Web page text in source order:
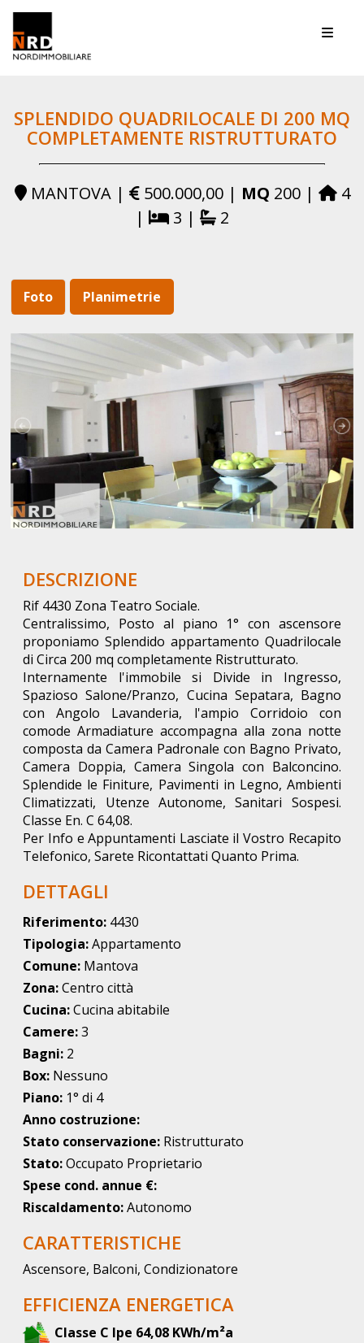
SPLENDIDO QUADRILOCALE DI 200 MQ
COMPLETAMENTE RISTRUTTURATO
MANTOVA | 500.000,00 | MQ 200 |
4
|
3 | 2
Foto Planimetrie
DESCRIZIONE
Rif 4430 Zona Teatro Sociale.
Centralissimo, Posto al piano 1° con ascensore
proponiamo Splendido appartamento Quadrilocale
di Circa 200 mq completamente Ristrutturato.
Internamente l'immobile si Divide in Ingresso,
Spazioso Salone/Pranzo, Cucina Sepatara, Bagno
con Angolo Lavanderia, l'ampio Corridoio con
comode Armadiature accompagna alla zona notte
composta da Camera Padronale con Bagno Privato,
Camera Doppia, Camera Singola con Balconcino.
Splendide le Finiture, Pavimenti in Legno, Ambienti
Climatizzati, Utenze Autonome, Sanitari Sospesi.
Classe En. C 64,08.
Per Info e Appuntamenti Lasciate il Vostro Recapito
Telefonico, Sarete Ricontattati Quanto Prima.
DETTAGLI
Riferimento: 4430
Tipologia:Appartamento
Comune: Mantova
Zona:Centro città
Cucina:Cucina abitabile
Camere:3
Bagni: 2
Box: Nessuno
Piano: 1° di 4
Anno costruzione:
Stato conservazione: Ristrutturato
Stato:Occupato Proprietario
Spese cond. annue €:
Riscaldamento:Autonomo
CARATTERISTICHE
Ascensore, Balconi, Condizionatore
EFFICIENZA ENERGETICA
Classe C Ipe 64,08 KWh/m²a